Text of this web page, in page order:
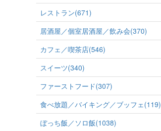
レストラン(671)
居酒屋／個室居酒屋／飲み会(370)
カフェ／喫茶店(546)
スイーツ(340)
ファーストフード(307)
食べ放題／バイキング／ブッフェ(119)
ぼっち飯／ソロ飯(1038)